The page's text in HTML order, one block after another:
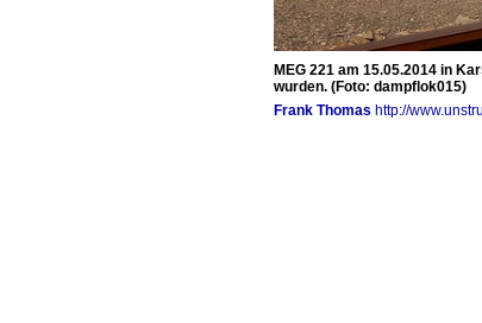
MEG 221 am 15.05.2014 in
wurden. (Foto: dampflok015)
Frank Thomas http://